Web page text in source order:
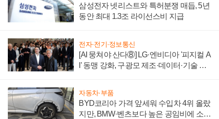
삼성전자 넷리스트와 특허분쟁 매듭, 5년
동안 최대 1.3조 라이선스비 지급
전자·전기·정보통신
[AI 뭉쳐야 산다⑧] LG·엔비디아 '피지컬 A
I' 동맹 강화, 구광모 제조·데이터·기술 결
자동차·부품
BYD코리아 가격 앞세워 수입차 4위 올랐
지만, BMW·벤츠보다 높은 공임비에 소비